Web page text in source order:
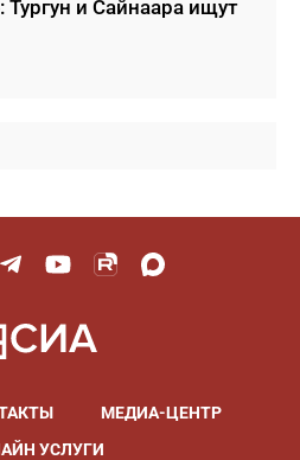
и Сайнаара ищут
МЕДИА-ЦЕНТР
УСЛУГИ